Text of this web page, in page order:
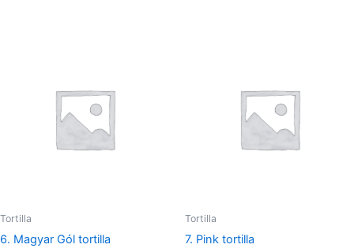
Tortilla
6. Magyar Gól tortilla
Tortilla
7. Pink tortilla